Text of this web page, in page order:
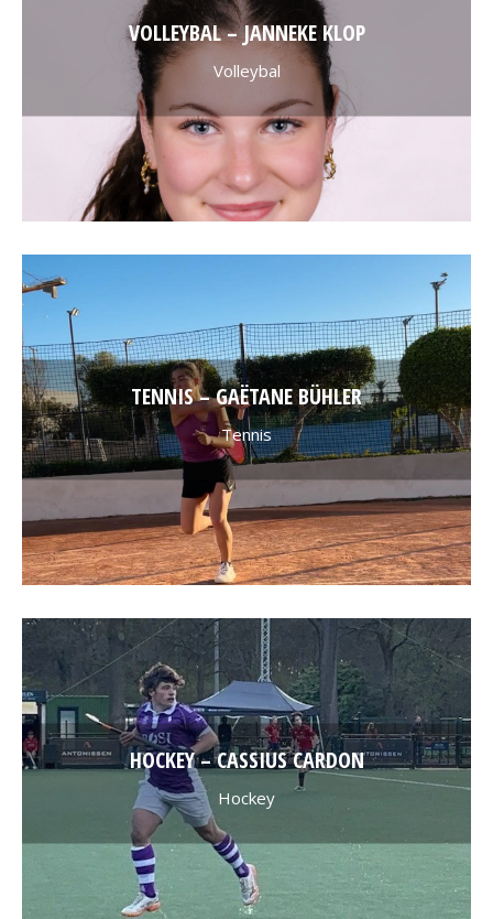
VOLLEYBAL – JANNEKE KLOP
Volleybal
TENNIS – GAËTANE BÜHLER
Tennis
HOCKEY – CASSIUS CARDON
Hockey